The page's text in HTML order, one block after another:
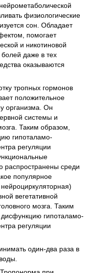
физиологические
сон. Обладает
помогает
и никотиновой
даже в тех
оказываются
тропных гормонов
положительное
организма. Он
системы и
Таким образом,
гипоталамо-
регуляции
распространены среди
популярное
вегетативной
мозга. Таким
гипоталамо-
регуляции
один-два раза в